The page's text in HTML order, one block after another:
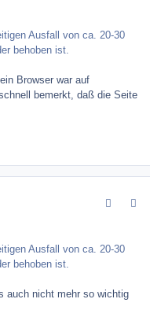
Ausfall von ca. 20-30
behoben ist.
Browser war auf
bemerkt, daß die Seite
Ausfall von ca. 20-30
behoben ist.
auch nicht mehr so wichtig